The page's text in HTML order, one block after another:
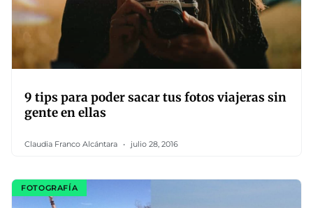
9 tips para poder sacar tus fotos viajeras sin
gente en ellas
Claudia Franco Alcántara julio 28, 2016
FOTOGRAFÍA